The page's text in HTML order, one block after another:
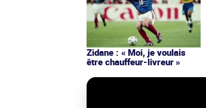
Zidane : « Moi, je voulais
être chauffeur-livreur »